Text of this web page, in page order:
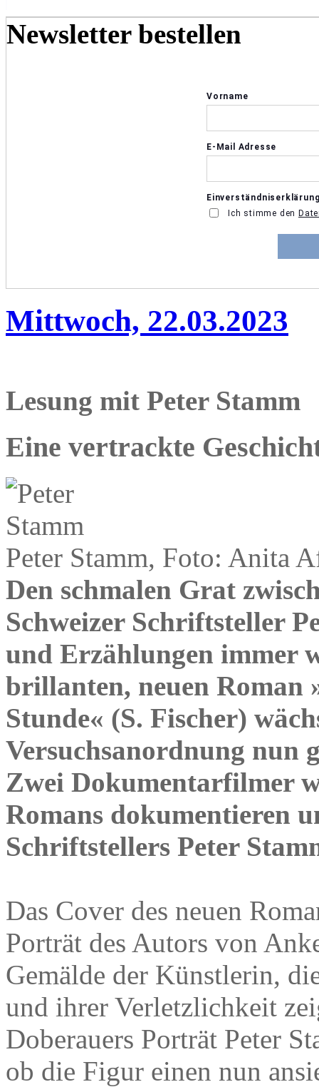
Newsletter bestellen
Mittwoch, 22.03.2023
Lesung mit Peter Stamm
Eine vertrackte
Peter Stamm, Foto: Anita
Den schmalen Grat
Schweizer Schriftsteller
und Erzählungen immer
brillanten, neuen Roman
Stunde« (S. Fischer)
Versuchsanordnung nun
Zwei Dokumentarfilmer
Romans dokumentieren
Schriftstellers Peter
Das Cover des neuen
Porträt des Autors von
Gemälde der Künstlerin,
und ihrer Verletzlichkeit
Doberauers Porträt Peter
ob die Figur einen nun